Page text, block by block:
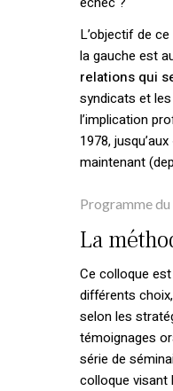
L’objectif de
la gauche est
relations qui
syndicats et
l’implication
1978,
maintenant
Programme
La
Ce colloque
différents
selon les
témoignages
série de
colloque visant